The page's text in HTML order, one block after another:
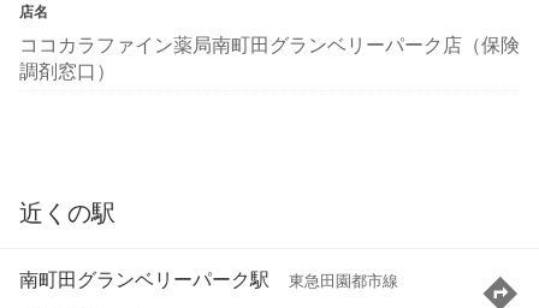
店名
ココカラファイン薬局南町田グランベリーパーク店（保険
調剤窓口）
近くの駅
南町田グランベリーパーク駅 東急田園都市線